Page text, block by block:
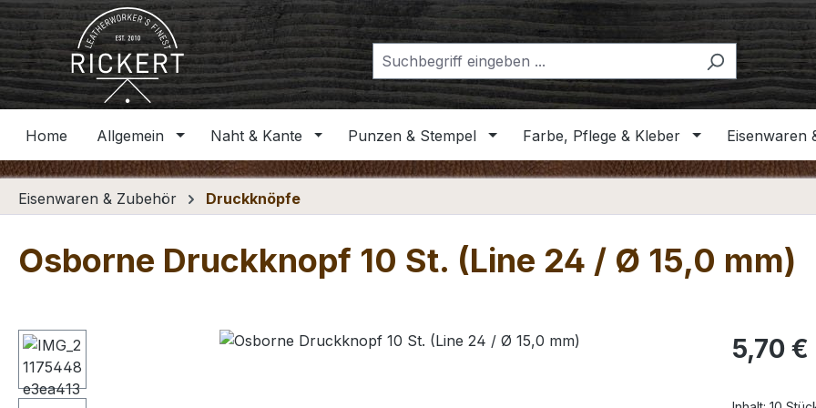
Hauptinhalt springen
Zur Suche springen
Zur Hauptnavigation springen
Home Allgemein Naht & Kante Punzen & Stempel Farbe, Pflege & Kleber Eisenwaren
Eisenwaren & Zubehör Druckknöpfe
Osborne Druckknopf 10 St. (Line 24 / Ø 15,0 mm)
Bildergalerie überspringen Regulärer
5,70 €